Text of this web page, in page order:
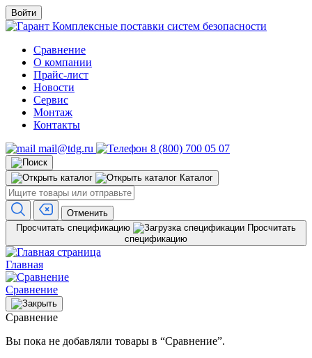
Войти
Комплексные поставки систем безопасности
Сравнение
О компании
Прайс-лист
Новости
Сервис
Монтаж
Контакты
mail@tdg.ru
8 (800) 700 05 07
Каталог
Отменить
Просчитать спецификацию
Просчитать
спецификацию
Главная
Сравнение
Сравнение
Вы пока не добавляли товары в “Сравнение”.